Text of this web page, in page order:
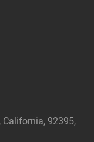
California, 92395,